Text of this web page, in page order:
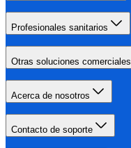
Profesionales sanitarios
Otras soluciones comerciales
Acerca de nosotros
Contacto de soporte